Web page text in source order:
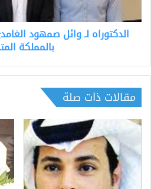
مانشستر
بالمملكة
المتحدة
الدكتوراه لـ وائل صمھود
بالمملكة
مقالات ذات صلة